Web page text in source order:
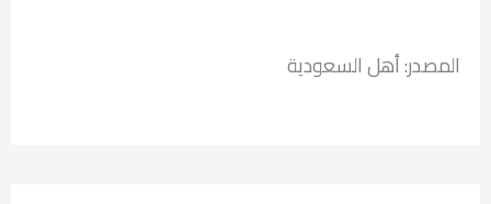
المصدر: أهل السعودية